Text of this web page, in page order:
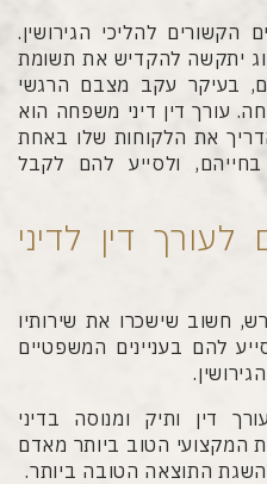
הקשורים להליכי הגירושין.
יתקשה להקדיש את תשומת
בעיקר עקב מצבם הרגשי
עורך דין דיני משפחה הוא
את הלקוחות שלו באחת
ולסייע להם לקבל
דין לדיני
חשוב שישכרו את שירותיו
להם בעניינים המשפטיים
דין ותיק ומנוסה בדיני
המקצועי הטוב ביותר מאדם
התוצאה הטובה ביותר.